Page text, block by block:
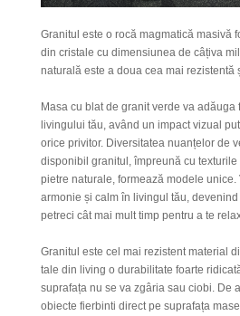
Granitul este o rocă magmatică masivă
din cristale cu dimensiunea de câțiva
naturală este a doua cea mai rezistentă
Masa cu blat de granit verde va adăuga
livingului tău, având un impact vizual
orice privitor. Diversitatea nuanțelor de
disponibil granitul, împreună cu
pietre naturale, formează modele unice.
armonie și calm în livingul tău,
petreci cât mai mult timp pentru a te
Granitul este cel mai rezistent material
tale din living o durabilitate foarte
suprafața nu se va zgâria sau ciobi. De
obiecte fierbinti direct pe suprafața